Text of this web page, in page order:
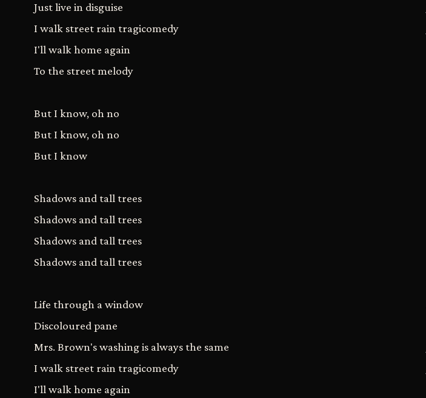
Just live in disguise
I walk street rain tragicomedy
I'll walk home again
To the street melody
But I know, oh no
But I know, oh no
But I know
Shadows and tall trees
Shadows and tall trees
Shadows and tall trees
Shadows and tall trees
Life through a window
Discoloured pane
Mrs. Brown's washing is always the same
I walk street rain tragicomedy
I'll walk home again